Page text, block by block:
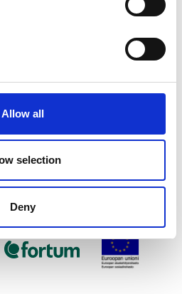
Allow all
selection
Deny